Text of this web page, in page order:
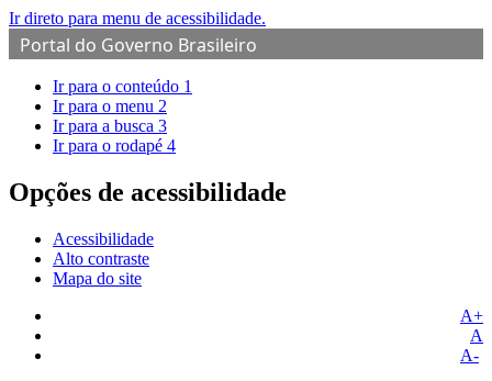
Ir direto para menu de acessibilidade.
Portal do Governo Brasileiro
Ir para o conteúdo 1
Ir para o menu 2
Ir para a busca 3
Ir para o rodapé 4
Opções de acessibilidade
Acessibilidade
Alto contraste
Mapa do site
A+
A
A-